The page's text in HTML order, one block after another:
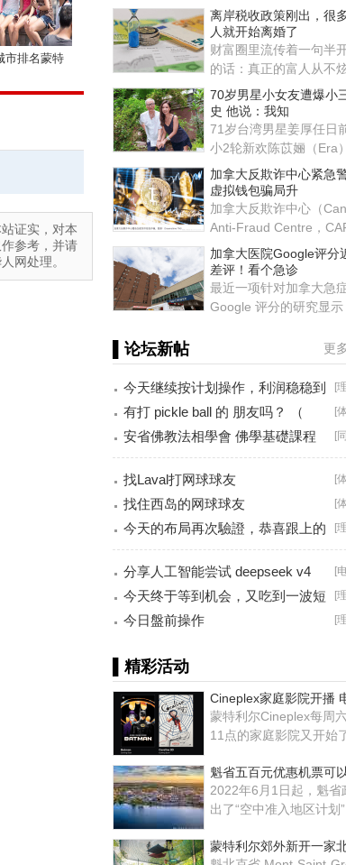
市排名蒙特
证实，对本
参考，并请
网处理。
姻，也不是因为田朴珺
什
离岸税收政策刚出，很
人就开始离婚了
财富圈里流传着一句半
的话：真正的富人从不
款，他们炫耀的是律师
师
70岁男星小女友遭爆小
史 他说：我知
71岁台湾男星姜厚任日
小2轮新欢陈苡㛤（Era
于她自称台大“3硕1博”、
加拿大反欺诈中心紧急
虚拟钱包骗局升
加拿大反欺诈中心（
Anti-Fraud Centre，
近日发布最新警告，提
使
加拿大医院Google评分
差评！看个急诊
最近一项针对加拿大急
Google 评分的研究显示
▌论坛新帖 更
[
今天继续按计划操作，利润稳稳到
手！
[
有打 pickle ball 的 朋友吗？ （
Brossard
[
安省佛教法相學會 佛學基礎課程
（第二十八
[
找Laval打网球球友
[
找住西岛的网球球友
[
今天的布局再次驗證，恭喜跟上的
朋友！
[
分享人工智能尝试 deepseek v4
falsh, 据说
[
今天终于等到机会，又吃到一波短
线利润！
[
今日盤前操作
▌精彩活动
Cineplex家庭影院开播
蒙特利尔Cineplex每周
11点的家庭影院又开始
魁省五百元优惠机票可
2022年6月1日起，魁省
出了“空中准入地区计划”
蒙特利尔郊外新开一家